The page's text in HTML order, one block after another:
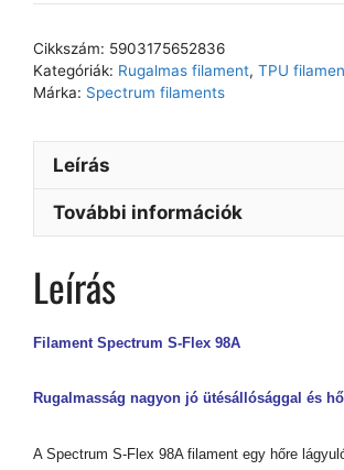
Cikkszám: 5903175652836
Kategóriák: Rugalmas filament, TPU
Márka: Spectrum filaments
Leírás
További információk
Leírás
Filament Spectrum S-Flex 98A
Rugalmasság nagyon jó ütésállósággal és
A Spectrum S-Flex 98A filament egy hőre